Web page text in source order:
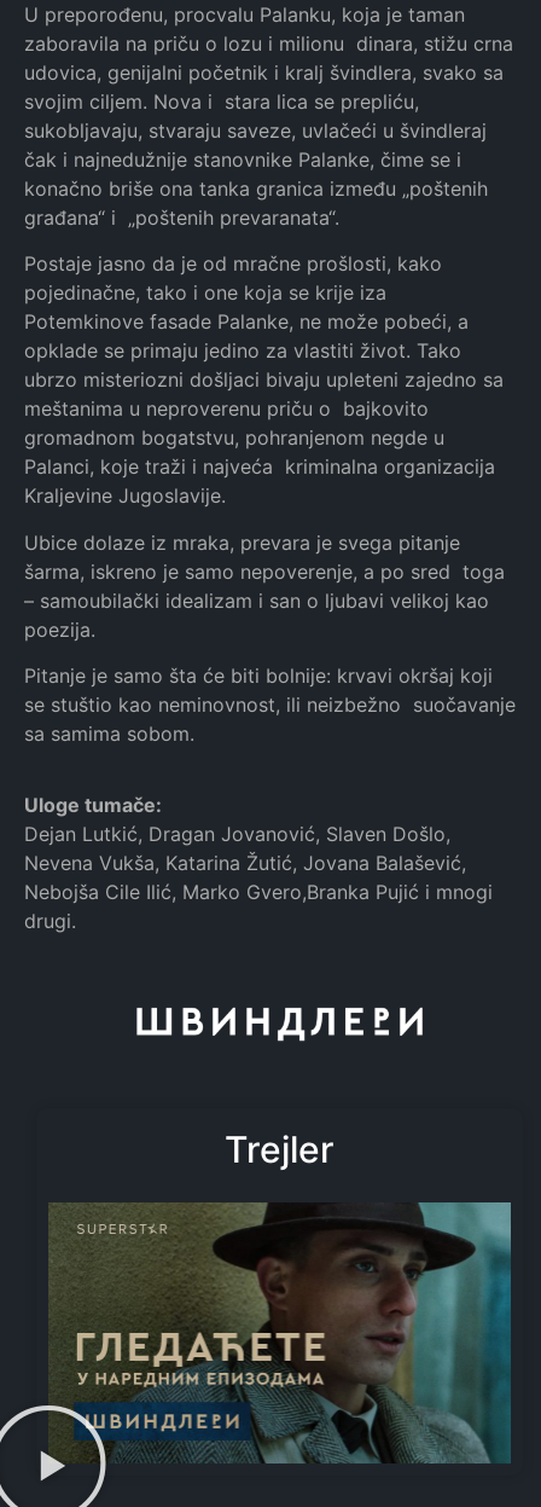
U preporođenu, procvalu Palanku, koja je taman
zaboravila na priču o lozu i milionu dinara, stižu crna
udovica, genijalni početnik i kralj švindlera, svako sa
svojim ciljem. Nova i stara lica se prepliću,
sukobljavaju, stvaraju saveze, uvlačeći u švindleraj
čak i najnedužnije stanovnike Palanke, čime se i
konačno briše ona tanka granica između „poštenih
građana“ i „poštenih prevaranata“.
Postaje jasno da je od mračne prošlosti, kako
pojedinačne, tako i one koja se krije iza
Potemkinove fasade Palanke, ne može pobeći, a
opklade se primaju jedino za vlastiti život. Tako
ubrzo misteriozni došljaci bivaju upleteni zajedno sa
meštanima u neproverenu priču o bajkovito
gromadnom bogatstvu, pohranjenom negde u
Palanci, koje traži i najveća kriminalna organizacija
Kraljevine Jugoslavije.
Ubice dolaze iz mraka, prevara je svega pitanje
šarma, iskreno je samo nepoverenje, a po sred toga
– samoubilački idealizam i san o ljubavi velikoj kao
poezija.
Pitanje je samo šta će biti bolnije: krvavi okršaj koji
se stuštio kao neminovnost, ili neizbežno suočavanje
sa samima sobom.
Uloge tumače:
Dejan Lutkić, Dragan Jovanović, Slaven Došlo,
Nevena Vukša, Katarina Žutić, Jovana Balašević,
Nebojša Cile Ilić, Marko Gvero,Branka Pujić i mnogi
drugi.
Trejler